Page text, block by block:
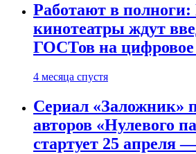
Работают в
кинотеатры ждут
ГОСТов на
4 месяца спустя
Сериал «Заложник»
авторов «Нулевого
стартует 25 апреля